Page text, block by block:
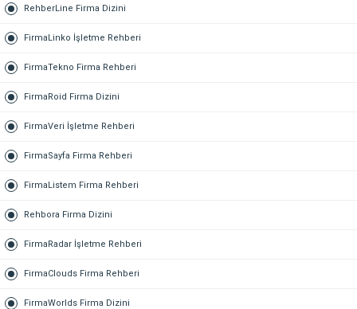
RehberLine Firma Dizini
FirmaLinko İşletme Rehberi
FirmaTekno Firma Rehberi
FirmaRoid Firma Dizini
FirmaVeri İşletme Rehberi
FirmaSayfa Firma Rehberi
FirmaListem Firma Rehberi
Rehbora Firma Dizini
FirmaRadar İşletme Rehberi
FirmaClouds Firma Rehberi
FirmaWorlds Firma Dizini